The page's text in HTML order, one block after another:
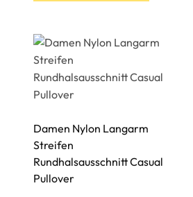
Damen Nylon Langarm
Streifen
Rundhalsausschnitt Casual
Pullover